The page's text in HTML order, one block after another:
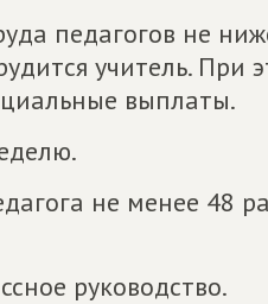
педагогов не
учитель. При
выплаты.
не менее 48
руководство.